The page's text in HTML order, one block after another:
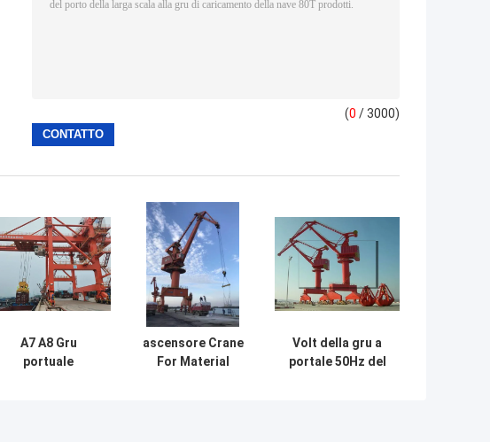
(0 / 3000)
A7 A8 Gru
portuale
ascensore Crane
For Material
Volt della gru a
portale 50Hz del